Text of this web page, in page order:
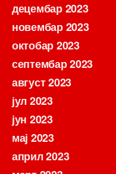
децембар 2023
новембар 2023
октобар 2023
септембар 2023
август 2023
јул 2023
јун 2023
мај 2023
април 2023